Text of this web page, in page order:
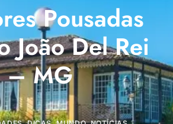
Pousadas
João Del Rei
– MG